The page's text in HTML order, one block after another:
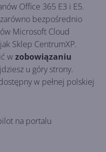
Office 365 E3 i E5.
bezpośrednio
Microsoft Cloud
Sklep CentrumXP.
w zobowiązaniu
u góry strony.
w pełnej polskiej
na portalu